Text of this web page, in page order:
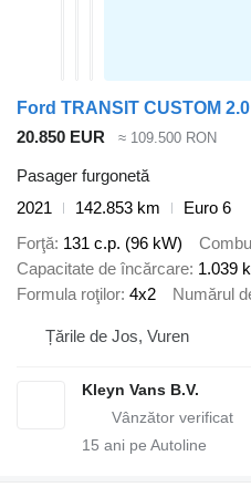
Ford TRANSIT CUSTOM
20.850 EUR
≈ 109.500 RON
Pasager furgonetă
2021
142.853 km
Euro 6
Forţă 131 c.p. (96 kW)
Capacitate de încărcare 1.039
Formula roţilor 4x2 Numărul
Țările de Jos, Vuren
Kleyn Vans B.V.
15 ani pe Autoline